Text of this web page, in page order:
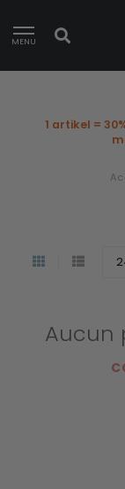
MENU
1 artikel =
Aucun